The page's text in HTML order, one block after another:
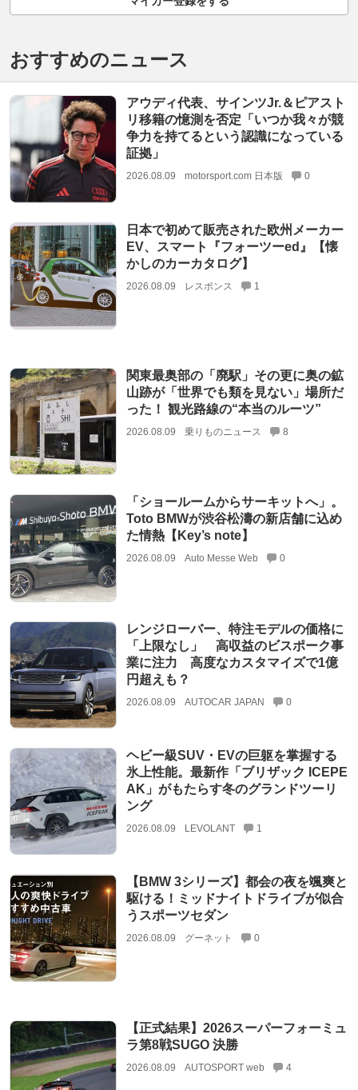
おすすめのニュース
アウディ代表、サインツJr.＆ピアスト
リ移籍の憶測を否定「いつか我々が競
争力を持てるという認識になっている
証拠」
2026.08.09 motorsport.com 日本版 0
日本で初めて販売された欧州メーカー
EV、スマート『フォーツーed』【懐
かしのカーカタログ】
2026.08.09 レスポンス 1
関東最奥部の「廃駅」その更に奥の鉱
山跡が「世界でも類を見ない」場所だ
った！ 観光路線の“本当のルーツ”
2026.08.09 乗りものニュース 8
「ショールームからサーキットへ」。
Toto BMWが渋谷松濤の新店舗に込め
た情熱【Key’s note】
2026.08.09 Auto Messe Web 0
レンジローバー、特注モデルの価格に
「上限なし」 高収益のビスポーク事
業に注力 高度なカスタマイズで1億
円超えも？
2026.08.09 AUTOCAR JAPAN 0
ヘビー級SUV・EVの巨躯を掌握する
氷上性能。最新作「ブリザック ICEPE
AK」がもたらす冬のグランドツーリ
ング
2026.08.09 LEVOLANT 1
【BMW 3シリーズ】都会の夜を颯爽と
駆ける！ミッドナイトドライブが似合
うスポーツセダン
2026.08.09 グーネット 0
【正式結果】2026スーパーフォーミュ
ラ第8戦SUGO 決勝
2026.08.09 AUTOSPORT web 4